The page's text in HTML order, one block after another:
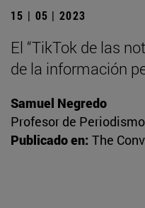
15 | 05 | 2023
El “TikTok de las
de la información
Samuel Negredo
Profesor de Periodismo
Publicado en: The